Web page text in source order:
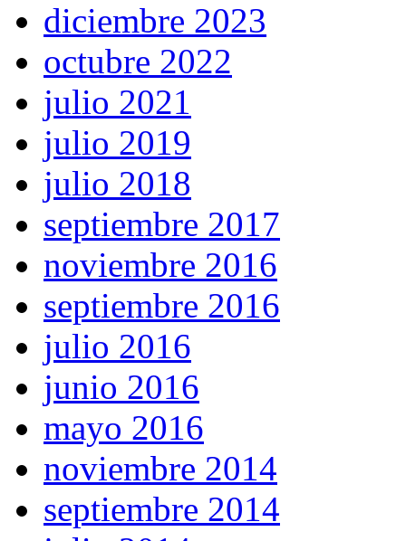
diciembre 2023
octubre 2022
julio 2021
julio 2019
julio 2018
septiembre 2017
noviembre 2016
septiembre 2016
julio 2016
junio 2016
mayo 2016
noviembre 2014
septiembre 2014